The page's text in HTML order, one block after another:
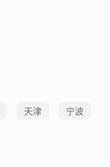
天津 宁波